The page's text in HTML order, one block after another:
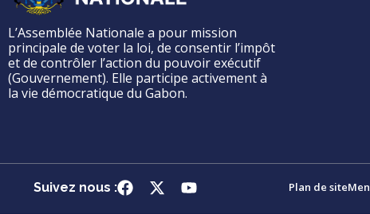
L’Assemblée Nationale a pour mission
principale de voter la loi, de consentir l’impôt
et de contrôler l’action du pouvoir exécutif
(Gouvernement). Elle participe activement à
la vie démocratique du Gabon.
Suivez nous : Plan de site